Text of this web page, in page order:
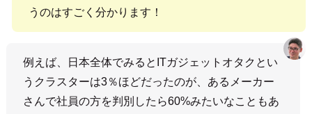
うのはすごく分かります！
例えば、日本全体でみるとITガジェットオタクとい
うクラスターは3％ほどだったのが、あるメーカー
さんで社員の方を判別したら60%みたいなこともあ